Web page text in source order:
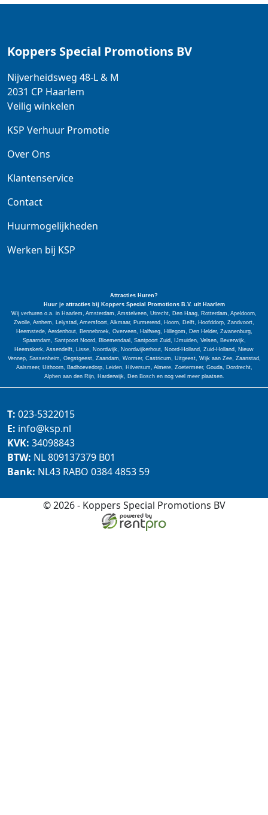
Koppers Special Promotions BV
Nijverheidsweg 48-L & M
2031 CP Haarlem
Veilig winkelen
KSP Verhuur Promotie
Over Ons
Klantenservice
Contact
Huurmogelijkheden
Werken bij KSP
Attracties Huren?
Huur je attracties bij Koppers Special
PromotionsB.V. uit Haarlem
Wij verhuren o.a. in Haarlem, Amsterdam, Amstelveen, Utrecht, Den Haag, Rotterdam, Apeldoorn,
Zwolle, Arnhem, Lelystad, Amersfoort, Alkmaar, Purmerend, Hoorn, Delft, Hoofddorp, Zandvoort,
Heemstede, Aerdenhout, Bennebroek, Overveen, Halfweg, Hillegom, Den Helder, Zwanenburg,
Spaarndam, Santpoort Noord, Bloemendaal, Santpoort Zuid, IJmuiden, Velsen, Beverwijk,
Heemskerk, Assendelft, Lisse, Noordwijk, Noordwijkerhout, Noord-Holland, Zuid-Holland, Nieuw
Vennep, Sassenheim, Oegstgeest, Zaandam, Wormer, Castricum, Uitgeest, Wijk aan Zee, Zaanstad,
Aalsmeer, Uithoorn, Badhoevedorp, Leiden, Hilversum, Almere, Zoetermeer, Gouda, Dordrecht,
Alphen aan den Rijn, Harderwijk, Den Bosch en nog veel meer plaatsen.
T: 023-5322015
E: info@ksp.nl
KVK: 34098843
BTW: NL 809137379 B01
Bank: NL43 RABO 0384 4853 59
© 2026 - Koppers Special Promotions BV